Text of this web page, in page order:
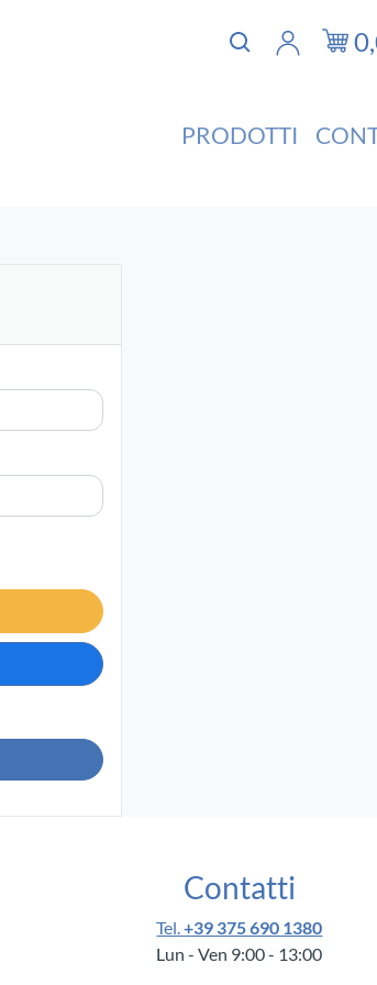
PRODOTTI
Contatti
Tel.+39 375 690 1380
Lun - Ven 9:00 - 13:00